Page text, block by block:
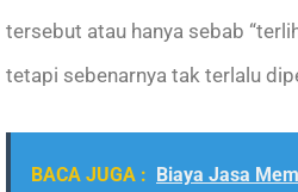
tersebut atau hanya sebab
tetapi sebenarnya tak terlalu
BACA JUGA : Biaya Jasa